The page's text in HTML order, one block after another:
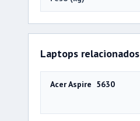
Laptops relacionados
Acer Aspire 5630